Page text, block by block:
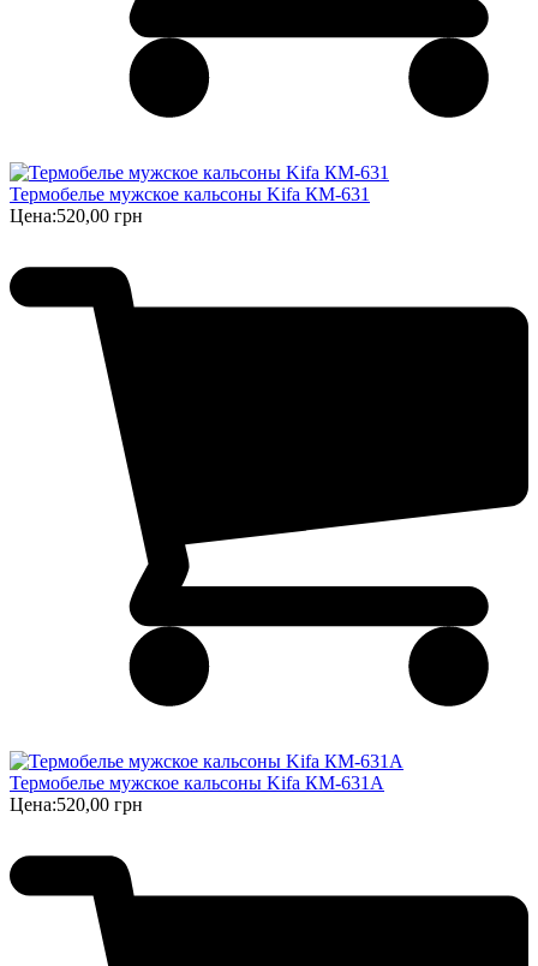
Термобелье мужское кальсоны Kifa КМ-631
Цена:520,00 грн
Термобелье мужское кальсоны Kifa КМ-631А
Цена:520,00 грн